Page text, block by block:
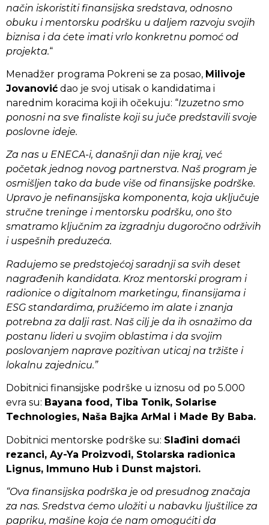
način iskoristiti finansijska sredstava, odnosno
obuku i mentorsku podršku u daljem razvoju svojih
biznisa i da ćete imati vrlo konkretnu pomoć od
projekta.“
Menadžer programa Pokreni se za posao, Milivoje
Jovanović dao je svoj utisak o kandidatima i
narednim koracima koji ih očekuju: “Izuzetno smo
ponosni na sve finaliste koji su juče predstavili svoje
poslovne ideje.
Za nas u ENECA-i, današnji dan nije kraj, već
početak jednog novog partnerstva. Naš program je
osmišljen tako da bude više od finansijske podrške.
Upravo je nefinansijska komponenta, koja uključuje
stručne treninge i mentorsku podršku, ono što
smatramo ključnim za izgradnju dugoročno održivih
i uspešnih preduzeća.
Radujemo se predstojećoj saradnji sa svih deset
nagrađenih kandidata. Kroz mentorski program i
radionice o digitalnom marketingu, finansijama i
ESG standardima, pružićemo im alate i znanja
potrebna za dalji rast. Naš cilj je da ih osnažimo da
postanu lideri u svojim oblastima i da svojim
poslovanjem naprave pozitivan uticaj na tržište i
lokalnu zajednicu.”
Dobitnici finansijske podrške u iznosu od po 5.000
evra su: Bayana food, Tiba Tonik, Solarise
Technologies, Naša Bajka ArMal i Made By Baba.
Dobitnici mentorske podrške su: Slađini domaći
rezanci, Ay-Ya Proizvodi, Stolarska radionica
Lignus, Immuno Hub i Dunst majstori.
“Ova finansijska podrška je od presudnog značaja
za nas. Sredstva ćemo uložiti u nabavku ljuštilice za
papriku, mašine koja će nam omogućiti da